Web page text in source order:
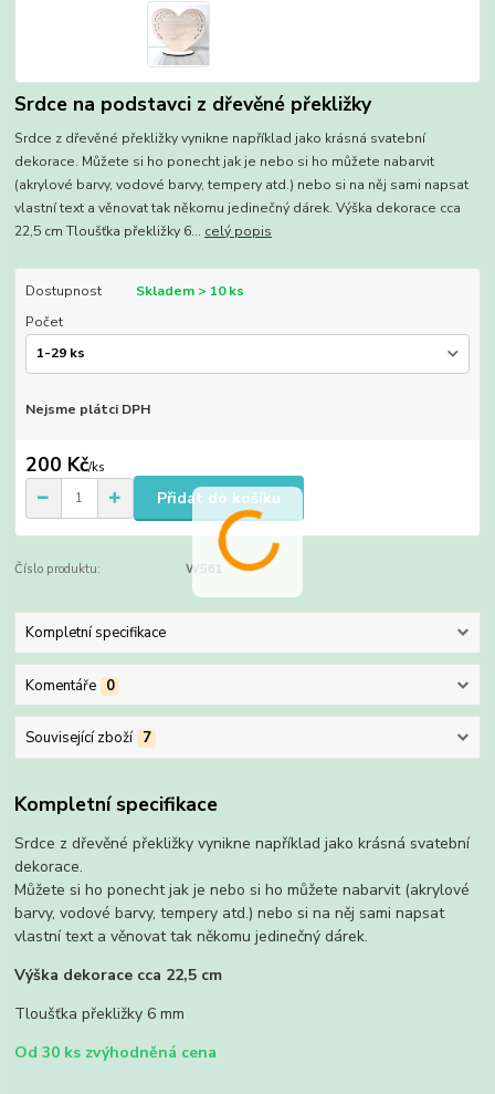
Srdce na podstavci z dřevěné překližky
Srdce z dřevěné překližky vynikne například jako krásná svatební
dekorace. Můžete si ho ponecht jak je nebo si ho můžete nabarvit
(akrylové barvy, vodové barvy, tempery atd.) nebo si na něj sami napsat
vlastní text a věnovat tak někomu jedinečný dárek. Výška dekorace cca
22,5 cm Tloušťka překližky 6... celý popis
Dostupnost
Skladem > 10 ks
Počet
Nejsme plátci DPH
200 Kč/ks
Přidat do košíku
Číslo produktu: W561
Kompletní specifikace
Komentáře 0
Související zboží 7
Kompletní specifikace
Srdce z dřevěné překližky vynikne například jako krásná svatební
dekorace.
Můžete si ho ponecht jak je nebo si ho můžete nabarvit (akrylové
barvy, vodové barvy, tempery atd.) nebo si na něj sami napsat
vlastní text a věnovat tak někomu jedinečný dárek.
Výška dekorace cca 22,5 cm
Tloušťka překližky 6 mm
Od 30 ks zvýhodněná cena